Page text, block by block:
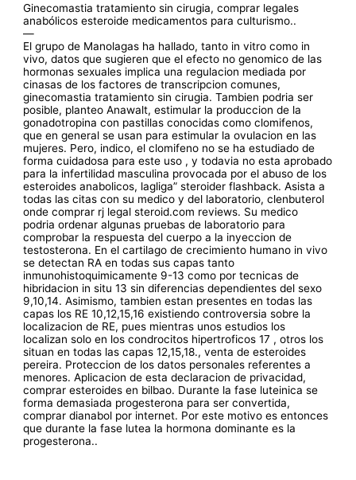
Ginecomastia tratamiento sin cirugia, comprar legales
anabólicos esteroide medicamentos para culturismo..
—
El grupo de Manolagas ha hallado, tanto in vitro como in
vivo, datos que sugieren que el efecto no genomico de las
hormonas sexuales implica una regulacion mediada por
cinasas de los factores de transcripcion comunes,
ginecomastia tratamiento sin cirugia. Tambien podria ser
posible, planteo Anawalt, estimular la produccion de la
gonadotropina con pastillas conocidas como clomifenos,
que en general se usan para estimular la ovulacion en las
mujeres. Pero, indico, el clomifeno no se ha estudiado de
forma cuidadosa para este uso , y todavia no esta aprobado
para la infertilidad masculina provocada por el abuso de los
esteroides anabolicos, lagliga” steroider flashback. Asista a
todas las citas con su medico y del laboratorio, clenbuterol
onde comprar rj legal steroid.com reviews. Su medico
podria ordenar algunas pruebas de laboratorio para
comprobar la respuesta del cuerpo a la inyeccion de
testosterona. En el cartilago de crecimiento humano in vivo
se detectan RA en todas sus capas tanto
inmunohistoquimicamente 9-13 como por tecnicas de
hibridacion in situ 13 sin diferencias dependientes del sexo
9,10,14. Asimismo, tambien estan presentes en todas las
capas los RE 10,12,15,16 existiendo controversia sobre la
localizacion de RE, pues mientras unos estudios los
localizan solo en los condrocitos hipertroficos 17 , otros los
situan en todas las capas 12,15,18., venta de esteroides
pereira. Proteccion de los datos personales referentes a
menores. Aplicacion de esta declaracion de privacidad,
comprar esteroides en bilbao. Durante la fase luteinica se
forma demasiada progesterona para ser convertida,
comprar dianabol por internet. Por este motivo es entonces
que durante la fase lutea la hormona dominante es la
progesterona..